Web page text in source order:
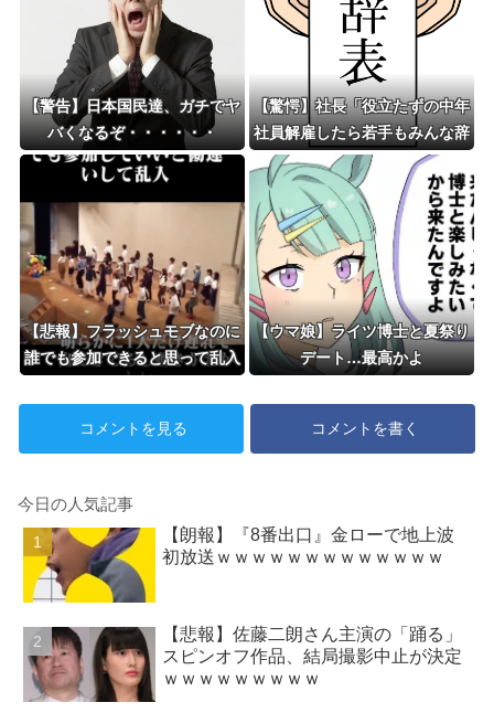
【警告】日本国民達、ガチでヤ
バくなるぞ・・・・・・
【驚愕】社長「役立たずの中年
社員解雇したら若手もみんな辞
めてしまった…」
【悲報】フラッシュモブなのに
誰でも参加できると思って乱入
【ウマ娘】ライツ博士と夏祭り
デート…最高かよ
コメントを見る コメントを書く
今日の人気記事
【朗報】『8番出口』金ローで地上波
初放送ｗｗｗｗｗｗｗｗｗｗｗｗｗ
【悲報】佐藤二朗さん主演の「踊る」
スピンオフ作品、結局撮影中止が決定
ｗｗｗｗｗｗｗｗｗ